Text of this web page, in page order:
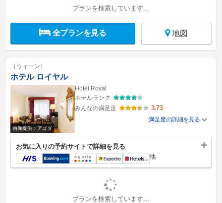
プランを検索しています…
全プランを見る 地図
（ウィーン）
ホテル ロイヤル
画像提供：アゴダ
Hotel Royal
ホテルランク
みんなの満足度
3.73
満足度の詳細を見る
お気に入りの予約サイトで詳細を見る
他
プランを検索しています…